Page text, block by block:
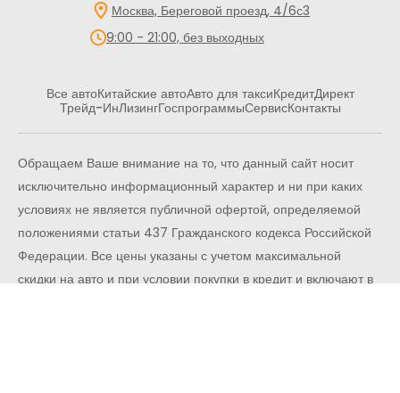
Все автоКитайские автоАвто для таксиКредитДирект
Трейд-ИнЛизингГоспрограммыСервисКонтакты
Москва, Береговой проезд, 4/6с3
9:00 - 21:00, без выходных
Обращаем Ваше внимание на то, что данный сайт носит
исключительно информационный характер и ни при каких
условиях не является публичной офертой, определяемой
положениями статьи 437 Гражданского кодекса Российской
Федерации. Все цены указаны с учетом максимальной
скидки на авто и при условии покупки в кредит и включают в